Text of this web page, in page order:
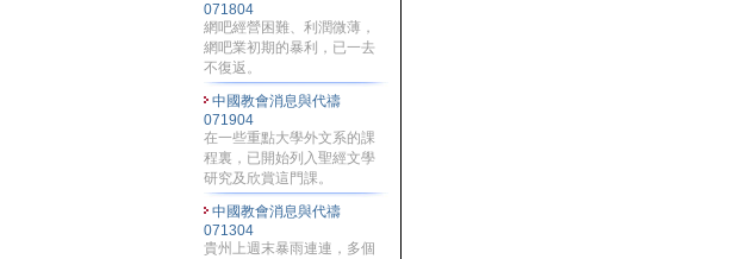
071804
網吧經營困難、利潤微薄，
網吧業初期的暴利，已一去
不復返。
中國教會消息與代禱
071904
在一些重點大學外文系的課
程裏，已開始列入聖經文學
研究及欣賞這門課。
中國教會消息與代禱
071304
貴州上週末暴雨連連，多個